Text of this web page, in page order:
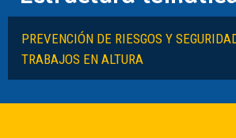
PREVENCIÓN DE RIESGOS Y
TRABAJOS EN ALTURA